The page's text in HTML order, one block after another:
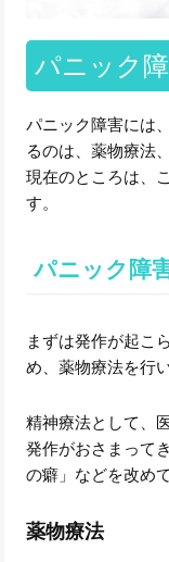
パニック
パニック障害には
るのは、薬物療法
現在のところは、
す。
パニック障
まずは発作が起こ
め、薬物療法を行
精神療法として、
発作がおさまって
の癖」などを改め
薬物療法